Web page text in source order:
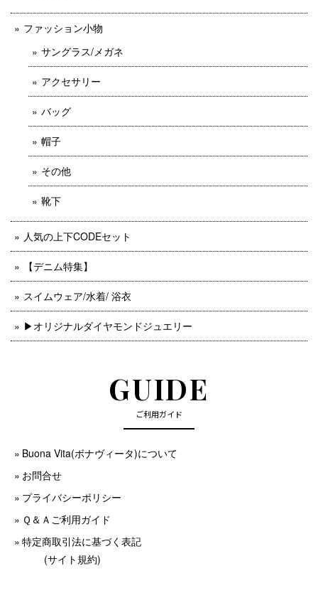
ファッション小物
サングラス/メガネ
アクセサリー
バッグ
帽子
その他
靴下
人気の上下CODEセット
【デニム特集】
スイムウェア/水着/ 浴衣
▶︎オリジナルダイヤモンドジュエリー
GUIDE
ご利用ガイド
Buona Vita(ボナヴィータ)について
お問合せ
プライバシーポリシー
Ｑ＆Ａご利用ガイド
特定商取引法に基づく表記
(サイト規約)